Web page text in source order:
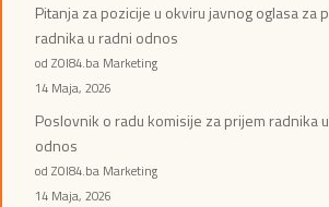
Pitanja za pozicije u okviru javnog oglasa za
radnika u radni odnos
od ZOI84.ba Marketing
14 Maja, 2026
Poslovnik o radu komisije za prijem radnika
odnos
od ZOI84.ba Marketing
14 Maja, 2026